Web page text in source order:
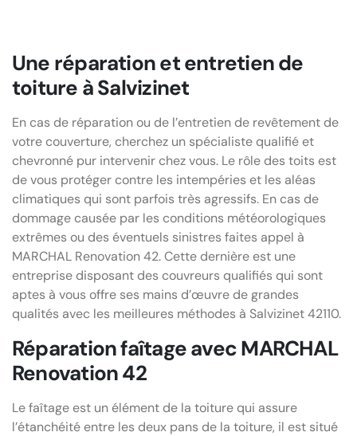
Une réparation et entretien de
toiture à Salvizinet
En cas de réparation ou de l’entretien de revêtement de
votre couverture, cherchez un spécialiste qualifié et
chevronné pur intervenir chez vous. Le rôle des toits est
de vous protéger contre les intempéries et les aléas
climatiques qui sont parfois très agressifs. En cas de
dommage causée par les conditions météorologiques
extrêmes ou des éventuels sinistres faites appel à
MARCHAL Renovation 42. Cette dernière est une
entreprise disposant des couvreurs qualifiés qui sont
aptes à vous offre ses mains d’œuvre de grandes
qualités avec les meilleures méthodes à Salvizinet 42110.
Réparation faîtage avec MARCHAL
Renovation 42
Le faîtage est un élément de la toiture qui assure
l’étanchéité entre les deux pans de la toiture, il est situé